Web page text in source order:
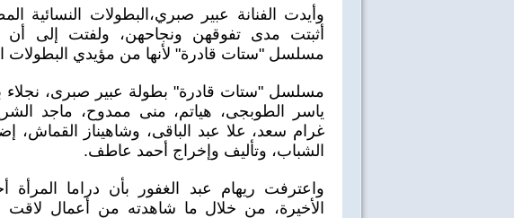
وأيدت الفنانة عبير صبري،البطولات النسائية
أثبتت مدى تفوقهن ونجاحهن، ولفتت إلى أن
مسلسل "ستات قادرة" لأنها من مؤيدي البطولات
مسلسل "ستات قادرة" بطولة عبير صبرى، نجلاء
ياسر الطوبجى، هياتم، منى ممدوح، ماجد
غرام سعد، علا عبد الباقى، وشاهيناز القماش،
الشباب، وتأليف وإخراج أحمد عاطف.
واعترفت ريهام عبد الغفور بأن دراما
الأخيرة، من خلال ما شاهدته من أعمال لاقت